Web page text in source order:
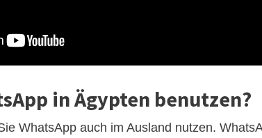
in Ägypten benutzen?
WhatsApp auch im Ausland nutzen.